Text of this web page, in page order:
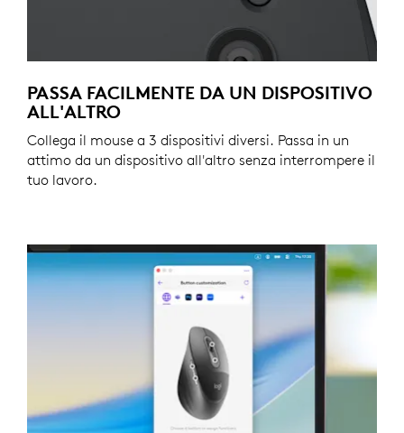
PASSA FACILMENTE DA UN DISPOSITIVO
ALL'ALTRO
Collega il mouse a 3 dispositivi diversi. Passa in un
attimo da un dispositivo all'altro senza interrompere il
tuo lavoro.